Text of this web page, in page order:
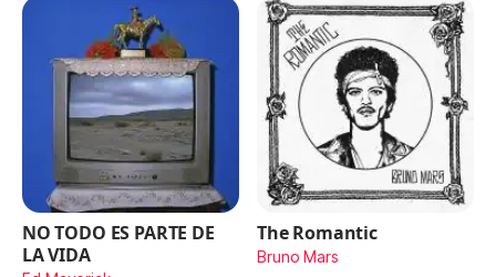
NO TODO ES PARTE DE
LA VIDA
The Romantic
Bruno Mars